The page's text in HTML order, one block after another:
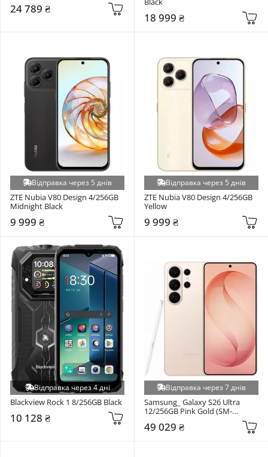
24 789 ₴
18 999 ₴
Відправка через 5 днів
ZTE Nubia V80 Design 4/256GB
Midnight Black
9 999 ₴
Відправка через 5 днів
ZTE Nubia V80 Design 4/256GB
Yellow
9 999 ₴
Відправка через 4 дні
Blackview Rock 1 8/256GB Black
10 128 ₴
Відправка через 7 днів
Samsung_ Galaxy S26 Ultra
12/256GB Pink Gold (SM-
49 029 ₴